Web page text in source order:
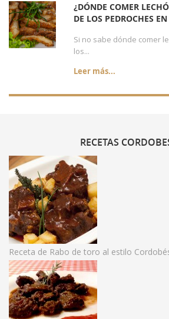
¿DÓNDE COMER
DE LOS PEDROCHES
Si no sabe dónde comer
los...
Leer más...
RECETAS
Receta de Rabo de toro al estilo